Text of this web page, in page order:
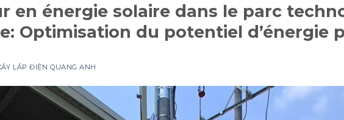
en énergie solaire dans le parc
Optimisation du potentiel d’énergie
LẮP ĐIỆN QUANG ANH